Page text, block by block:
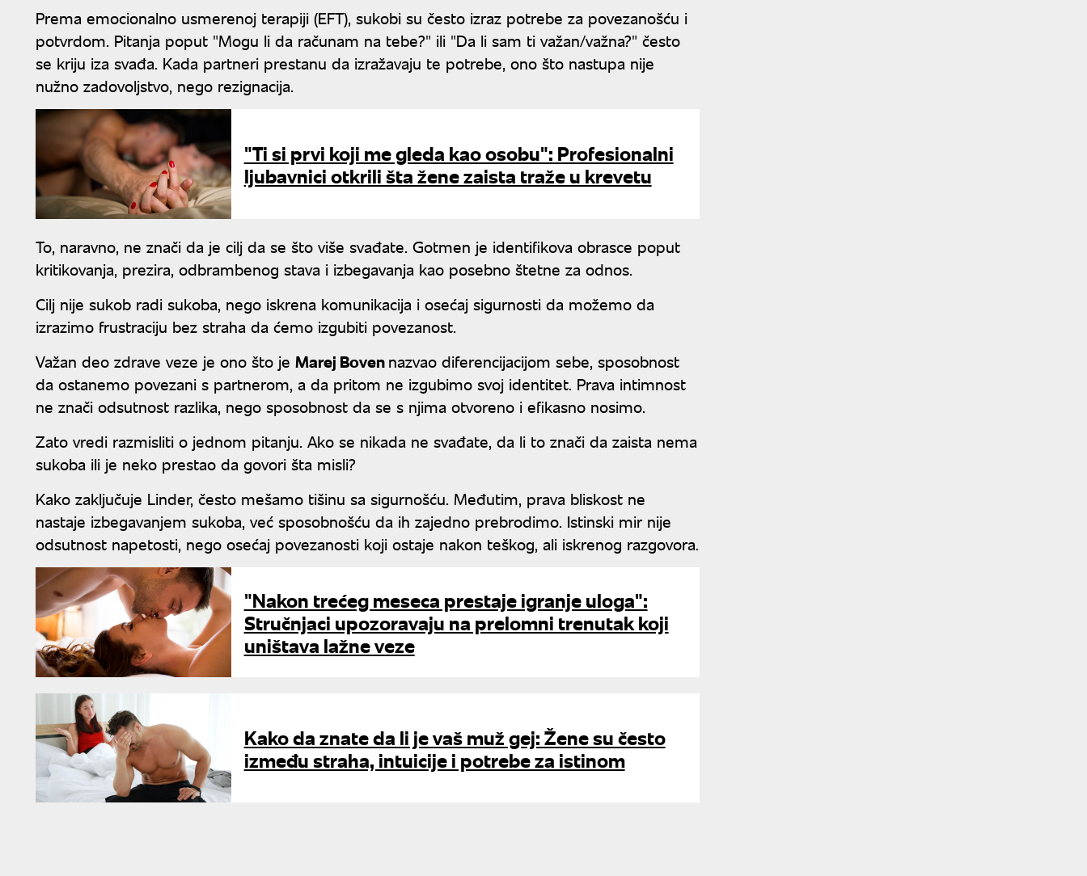
Prema emocionalno usmerenoj terapiji (EFT), sukobi su često izraz potrebe za povezanošću i
potvrdom. Pitanja poput "Mogu li da računam na tebe?" ili "Da li sam ti važan/važna?" često
se kriju iza svađa. Kada partneri prestanu da izražavaju te potrebe, ono što nastupa nije
nužno zadovoljstvo, nego rezignacija.
"Ti si prvi koji me gleda kao osobu": Profesionalni
ljubavnici otkrili šta žene zaista traže u krevetu
To, naravno, ne znači da je cilj da se što više svađate. Gotmen je identifikova obrasce poput
kritikovanja, prezira, odbrambenog stava i izbegavanja kao posebno štetne za odnos.
Cilj nije sukob radi sukoba, nego iskrena komunikacija i osećaj sigurnosti da možemo da
izrazimo frustraciju bez straha da ćemo izgubiti povezanost.
Važan deo zdrave veze je ono što je Marej Bovennazvao diferencijacijom sebe, sposobnost
da ostanemo povezani s partnerom, a da pritom ne izgubimo svoj identitet. Prava intimnost
ne znači odsutnost razlika, nego sposobnost da se s njima otvoreno i efikasno nosimo.
Zato vredi razmisliti o jednom pitanju. Ako se nikada ne svađate, da li to znači da zaista nema
sukoba ili je neko prestao da govori šta misli?
Kako zaključuje Linder, često mešamo tišinu sa sigurnošću. Međutim, prava bliskost ne
nastaje izbegavanjem sukoba, već sposobnošću da ih zajedno prebrodimo. Istinski mir nije
odsutnost napetosti, nego osećaj povezanosti koji ostaje nakon teškog, ali iskrenog razgovora.
"Nakon trećeg meseca prestaje igranje uloga":
Stručnjaci upozoravaju na prelomni trenutak koji
uništava lažne veze
Kako da znate da li je vaš muž gej: Žene su često
između straha, intuicije i potrebe za istinom